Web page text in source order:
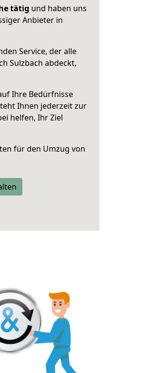
tätig und haben uns
Anbieter in
Service, der alle
Sulzbach abdeckt,
Ihre Bedürfnisse
Ihnen jederzeit zur
helfen, Ihr Ziel
für den Umzug von